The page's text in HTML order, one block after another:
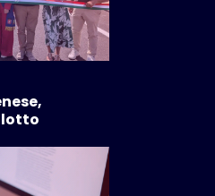
lotto